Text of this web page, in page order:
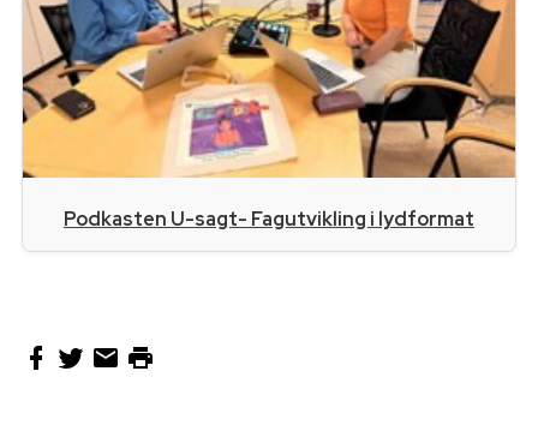
Podkasten U-sagt- Fagutvikling i lydformat